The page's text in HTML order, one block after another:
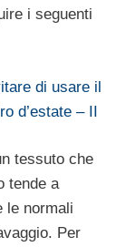
i seguenti
di usare il
d’estate – II
tessuto che
tende a
le normali
Per